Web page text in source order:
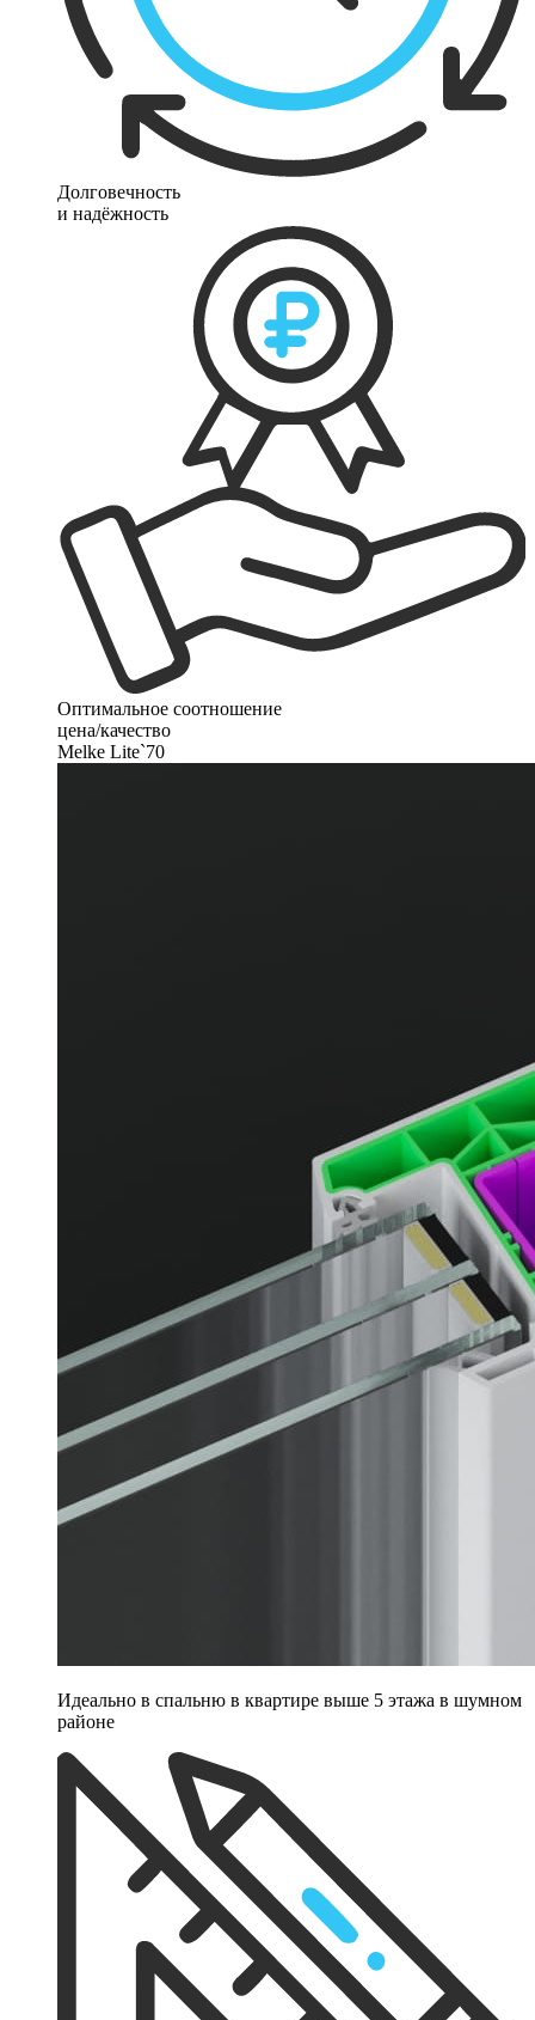
Долговечность
и надёжность
Оптимальное соотношение
цена/качество
Melke Lite`70
Идеально в спальню в квартире выше 5 этажа в шумном
районе